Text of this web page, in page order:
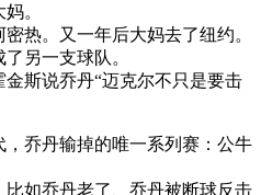
。
热。又一年后大妈去了纽约。
另一支球队。
斯说乔丹“迈克尔不只是要击
，乔丹输掉的唯一系列赛：公牛
如乔丹老了、乔丹被断球反击